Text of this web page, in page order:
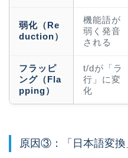
弱化（Re
duction）
機能語が
弱く発音
される
フラッピ
ング（Fla
pping）
t/dが「ラ
行」に変
化
原因③：「日本語変換